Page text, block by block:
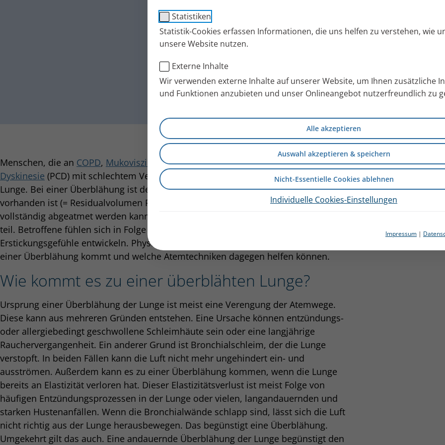
Statistiken
Statistik-Cookies erfassen Informationen, die uns helfen zu verstehen, wie
unsere Website nutzen.
Externe Inhalte
Wir verwenden externe Inhalte auf unserer Website, um Ihnen zusätzliche
und Funktionen anzubieten und unser Onlineangebot nutzerfreundlich zu
Alle akzeptieren
Auswahl akzeptieren & speichern
Nicht-Essentielle Cookies ablehnen
Individuelle Cookies-Einstellungen
Impressum |
Menschen, die an COPD, MukoviszidosesowieAsthmaoderPrimärer Ciliärer
Dyskinesie (PCD) mit schlechtem Verlauf leiden, tendieren zu einer Überblähung der
Lunge. Bei einer Überblähung ist der Luftgehalt, der regulär immer in der Lunge
vorhanden ist (= Residualvolumen RV) zu hoch, weil die verbrauchte Luft nicht
vollständig abgeatmet werden kann. Diese Restluft nimmt nicht am Gasaustausch
teil. Betroffene fühlen sich in Folge der Überblähung kurzatmig und können sogar
Erstickungsgefühle entwickeln. Physiotherapeutin Marlies Ziegler erklärt, wie es zu
einer Überblähung kommt und welche Atemtechniken dagegen helfen können.
Wie kommt es zu einer überblähten Lunge?
Ursprung einer Überblähung der Lunge ist meist eine Verengung der Atemwege.
Diese kann aus mehreren Gründen entstehen. Eine Ursache können entzündungs-
oder allergiebedingt geschwollene Schleimhäute sein oder eine langjährige
Rauchervergangenheit. Ein anderer Grund ist Bronchialschleim, der die Lunge
verstopft. In beiden Fällen kann die Luft nicht mehr ungehindert ein- und
ausströmen. Außerdem kann es zu einer Überblähung kommen, wenn die Lunge
bereits an Elastizität verloren hat. Dieser Elastizitätsverlust ist meist Folge von
häufigen Entzündungsprozessen in der Lunge oder vielen, langandauernden und
starken Hustenanfällen. Wenn die Bronchialwände schlapp sind, lässt sich die Luft
nicht richtig aus der Lunge herausbewegen. Das begünstigt eine Überblähung.
Umgekehrt gilt das auch. Eine andauernde Überblähung der Lunge begünstigt den